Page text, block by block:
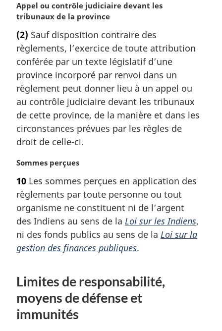
a
l
e
:
N
o
e
m
a
r
g
i
n
a
l
e
:
Appel ou contrôle judiciaire devant les
tribunaux de la province
(2) Sauf disposition contraire des
règlements, l’exercice de toute attribution
conférée par un texte législatif d’une
province incorporé par renvoi dans un
règlement peut donner lieu à un appel ou
au contrôle judiciaire devant les tribunaux
de cette province, de la manière et dans les
circonstances prévues par les règles de
droit de celle-ci.
N
t
e
m
a
g
i
e
:
Sommes perçues
10 Les sommes perçues en application des
règlements par toute personne ou tout
organisme ne constituent ni de l’argent
des Indiens au sens de la Loi sur les Indiens,
ni des fonds publics au sens de la Loi sur la
gestion des finances publiques.
Limites de responsabilité,
moyens de défense et
immunités